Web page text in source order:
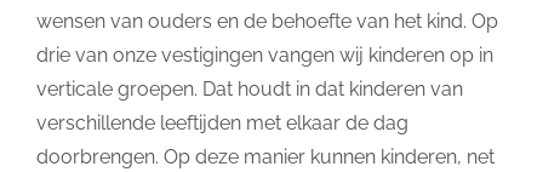
wensen van ouders en de behoefte van het kind. Op
drie van onze vestigingen vangen wij kinderen op in
verticale groepen. Dat houdt in dat kinderen van
verschillende leeftijden met elkaar de dag
doorbrengen. Op deze manier kunnen kinderen, net